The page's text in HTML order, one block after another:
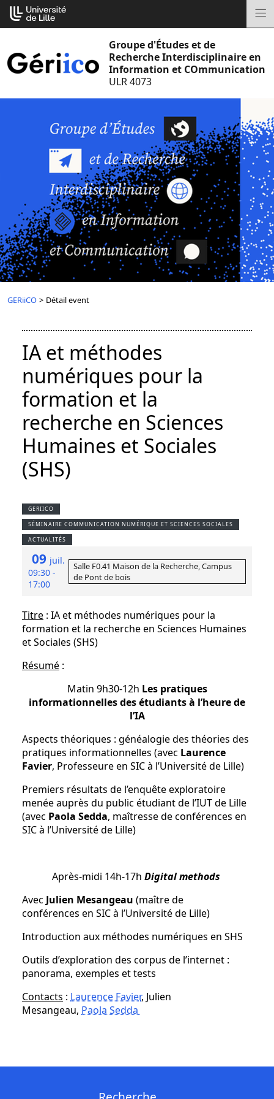
Aller
au
Groupe d'Études et de
Recherche Interdisciplinaire en
Information et COmmunication
ULR 4073
GERiiCO > Détail event
IA et méthodes
numériques pour la
formation et la
recherche en Sciences
Humaines et Sociales
(SHS)
GERIICO
SÉMINAIRE COMMUNICATION NUMÉRIQUE ET SCIENCES SOCIALES
ACTUALITÉS
09 juil.
09:30 -
17:00
Salle F0.41 Maison de la Recherche, Campus
de Pont de bois
Titre : IA et méthodes numériques pour la
formation et la recherche en Sciences Humaines
et Sociales (SHS)
Résumé :
Matin 9h30-12h Les pratiques
informationnelles des étudiants à l’heure de
l’IA
Aspects théoriques : généalogie des théories des
pratiques informationnelles (avec Laurence
Favier, Professeure en SIC à l’Université de Lille)
Premiers résultats de l’enquête exploratoire
menée auprès du public étudiant de l’IUT de Lille
(avec Paola Sedda, maîtresse de conférences en
SIC à l’Université de Lille)
Après-midi 14h-17h Digital methods
Avec Julien Mesangeau (maître de
conférences en SIC à l’Université de Lille)
Introduction aux méthodes numériques en SHS
Outils d’exploration des corpus de l’internet :
panorama, exemples et tests
Contacts : Laurence Favier, Julien
Mesangeau, Paola Sedda
Cookies management panel